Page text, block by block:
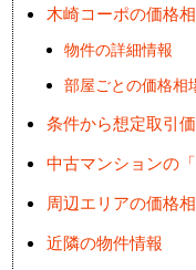
木崎コーポの価格
物件の詳細情報
部屋ごとの価格相
条件から想定取引
中古マンションの
周辺エリアの価格
近隣の物件情報